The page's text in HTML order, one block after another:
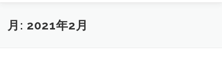
研究概要 RESEARCH MAP (廣安)
月: 2021年2月